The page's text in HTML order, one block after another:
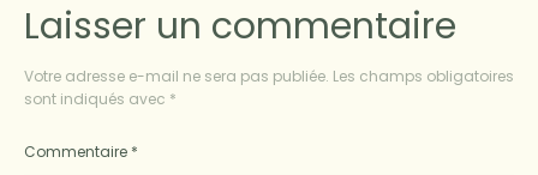
Laisser un commentaire
Votre adresse e-mail ne sera pas publiée. Les champs obligatoires
sont indiqués avec *
Commentaire *